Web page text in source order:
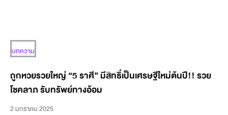
บทความ
ถูกหวยรวยใหญ่ “5 ราศี” มีสิทธิ์เป็นเศรษฐีใหม่ต้นปี!! รวย
โชคลาภ รับทรัพย์ทางอ้อม
2 มกราคม 2025